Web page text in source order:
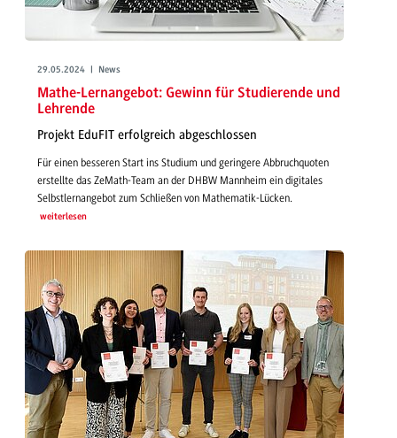
29.05.2024 | News
Mathe-Lernangebot: Gewinn für Studierende und
Lehrende
Projekt EduFIT erfolgreich abgeschlossen
Für einen besseren Start ins Studium und geringere Abbruchquoten
erstellte das ZeMath-Team an der DHBW Mannheim ein digitales
Selbstlernangebot zum Schließen von Mathematik-Lücken.
weiterlesen